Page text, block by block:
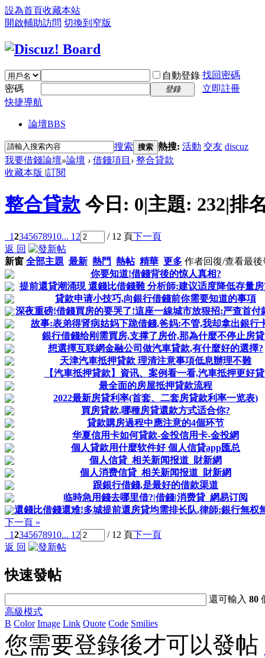
設為首頁收藏本站
開啟輔助訪問 切換到窄版
自動登錄 找回密碼
密碼
登錄
立即註冊
快捷導航
論壇BBS
搜索 搜索 熱搜: 活動 交友 discuz
我要借錢論壇»論壇 › 借錢項目 › 整合貸款
收藏本版 |訂閱
整合貸款 今日: 0|主題: 232|排
12345678910... 12 / 12 頁下一頁
返 回
新窗 全部主題 最新 熱門 熱帖 精華 更多 作者回復/查看最後
你要知道!借錢背後的惊人真相?
提前還貸潮涌現 還錢比借錢難 分析師:建议适度降低存量
貸款申请小技巧,向銀行借錢前你需要知道的事項
深夜重磅!借錢買房的要哭了!這座一線城市放狠招:严查首付
故事:表弟得肾病姑妈下跪借錢,爸妈:不管,我却拿出銀行
銀行借錢给刚需買房,支撑了房价,那為什麼不停止房
想選擇互联網金融公司做汽車貸款,有什麼好的選擇?
天津汽車抵押貸款 理清注意事項低息辦理不難
【汽車抵押貸款】資讯、案例看一看,汽車抵押更好
最全面的房屋抵押貸款流程
2022最新房貸利率(首套、二套房貸款利率一览表)
買房貸款,哪種房貸還款方式适合你?
貸款購房過程中應注意的4個环节
华夏信用卡如何貸款-金投信用卡-金投網
個人貸款用什麼软件好 個人信貸app匯总
個人信貸_相关新闻报道_財新網
個人消费信貸_相关新闻报道_財新網
跟銀行借錢,是最好的借款渠道
临時急用錢去哪里借?|借錢|消费貸_網易订阅
還錢比借錢還难!多城提前還房貸均需排长队,律師:銀行無权
下一頁 »
12345678910... 12 / 12 頁下一頁
返 回
快速發帖
還可輸入80
高級模式
B Color Image Link Quote Code Smilies
您需要登錄後才可以發帖